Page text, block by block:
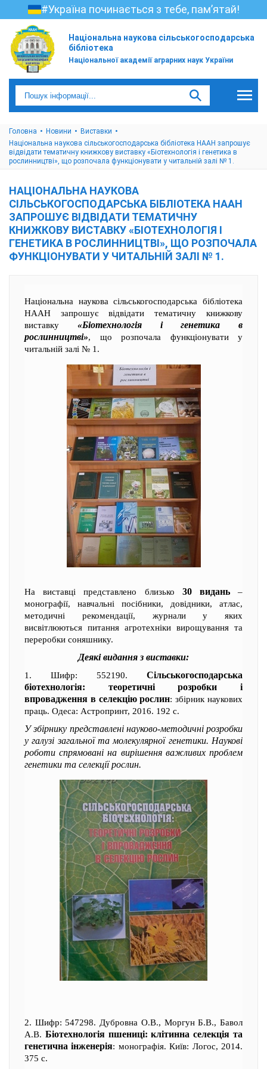
#Україна починається з тебе, пам’ятай!
Національна наукова сільськогосподарська
бібліотека
Національної академії аграрних наук України
Головна Новини
Виставки
Національна наукова сільськогосподарська бібліотека НААН запрошує
відвідати тематичну книжкову виставку «Біотехнологія і генетика в
рослинництві», що розпочала функціонувати у читальній залі № 1.
НАЦІОНАЛЬНА НАУКОВА
СІЛЬСЬКОГОСПОДАРСЬКА БІБЛІОТЕКА НААН
ЗАПРОШУЄ ВІДВІДАТИ ТЕМАТИЧНУ
КНИЖКОВУ ВИСТАВКУ «БІОТЕХНОЛОГІЯ І
ГЕНЕТИКА В РОСЛИННИЦТВІ», ЩО РОЗПОЧАЛА
ФУНКЦІОНУВАТИ У ЧИТАЛЬНІЙ ЗАЛІ № 1.
Національна наукова сільськогосподарська бібліотека
НААН запрошує відвідати тематичну книжкову
виставку «Біотехнологія і генетика в
рослинництві», що розпочала функціонувати у
читальній залі № 1.
На виставці представлено близько 30 видань–
монографії, навчальні посібники, довідники, атлас,
методичні рекомендації, журнали у яких
висвітлюються питання агротехніки вирощування та
переробки соняшнику.
Деякі видання з виставки:
1. Шифр: 552190. Сільськогосподарська
біотехнологія: теоретичні розробки і
впровадження в селекцію рослин: збірник наукових
праць. Одеса: Астропринт, 2016. 192 с.
У збірнику представлені науково-методичні розробки
у галузі загальної та молекулярної генетики. Наукові
роботи спрямовані на вирішення важливих проблем
генетики та селекції рослин.
2. Шифр: 547298. Дубровна О.В., Моргун Б.В., Бавол
А.В. Біотехнологія пшениці: клітинна селекція та
генетична інженерія: монографія. Київ: Логос, 2014.
375 с.